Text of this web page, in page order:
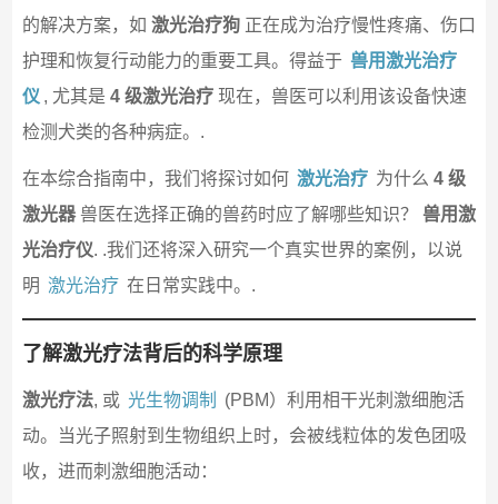
的解决方案，如 激光治疗狗正在成为治疗慢性疼痛、伤口
护理和恢复行动能力的重要工具。得益于 兽用激光治疗
仪 , 尤其是 4 级激光治疗现在，兽医可以利用该设备快速
检测犬类的各种病症。.
在本综合指南中，我们将探讨如何 激光治疗 为什么 4 级
激光器兽医在选择正确的兽药时应了解哪些知识？ 兽用激
光治疗仪. .我们还将深入研究一个真实世界的案例，以说
明 激光治疗 在日常实践中。.
了解激光疗法背后的科学原理
激光疗法, 或 光生物调制
(PBM）利用相干光刺激细胞活
动。当光子照射到生物组织上时，会被线粒体的发色团吸
收，进而刺激细胞活动：